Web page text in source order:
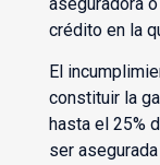
crédito en la
El
constituir la
hasta el 25%
ser